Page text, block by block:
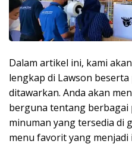
Dalam artikel ini, kami
lengkap di Lawson
ditawarkan. Anda akan
berguna tentang berbagai
minuman yang tersedia di
menu favorit yang